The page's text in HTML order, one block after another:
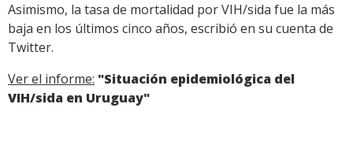
Asimismo, la tasa de mortalidad por VIH/sida fue la más
baja en los últimos cinco años, escribió en su cuenta de
Twitter.
Ver el informe: "Situación epidemiológica del
VIH/sida en Uruguay"